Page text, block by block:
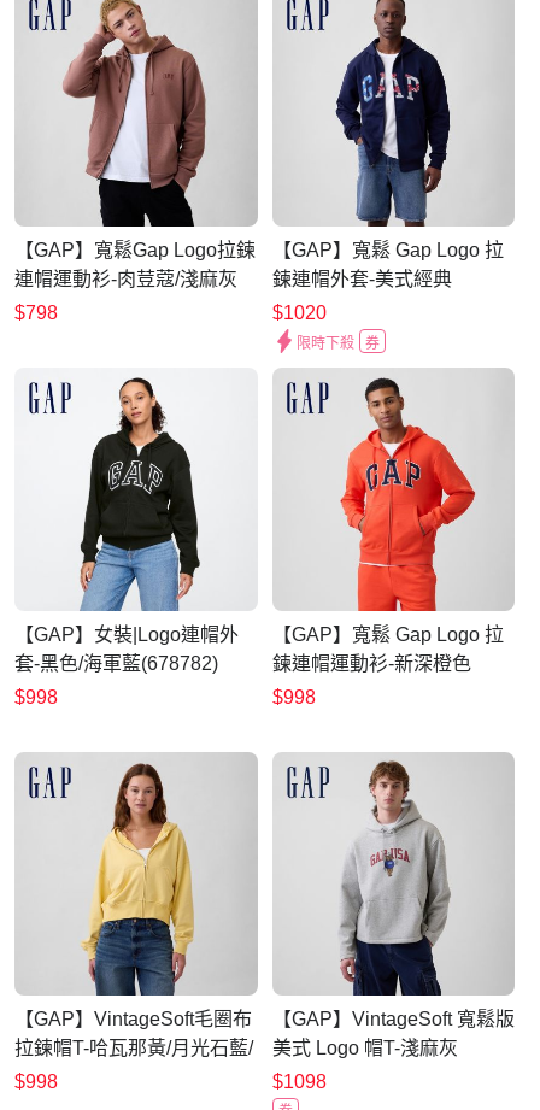
【GAP】寬鬆Gap Logo拉鍊
連帽運動衫-肉荳蔻/淺麻灰
(887221)
$798
【GAP】寬鬆 Gap Logo 拉
鍊連帽外套-美式經典
(896404)
$1020
限時下殺 券
【GAP】女裝|Logo連帽外
套-黑色/海軍藍(678782)
$998
【GAP】寬鬆 Gap Logo 拉
鍊連帽運動衫-新深橙色
(674144)
$998
【GAP】VintageSoft毛圈布
拉鍊帽T-哈瓦那黃/月光石藍/
螢光粉紅/櫻草粉(887723)
$998
【GAP】VintageSoft 寬鬆版
美式 Logo 帽T-淺麻灰
(899461)
$1098